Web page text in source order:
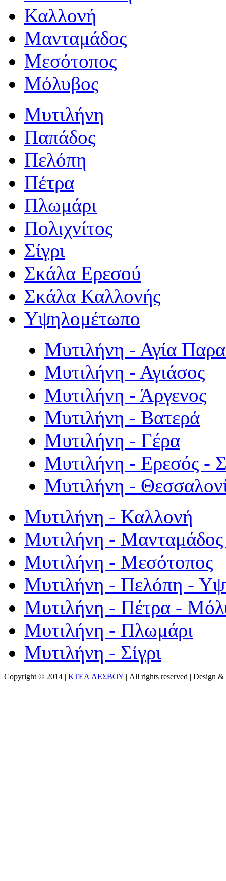
Καλλονή
Μανταμάδος
Μεσότοπος
Μόλυβος
Μυτιλήνη
Παπάδος
Πελόπη
Πέτρα
Πλωμάρι
Πολιχνίτος
Σίγρι
Σκάλα Ερεσού
Σκάλα Καλλονής
Υψηλομέτωπο
Μυτιλήνη - Αγία
Μυτιλήνη - Αγιάσος
Μυτιλήνη - Άργενος
Μυτιλήνη - Βατερά
Μυτιλήνη - Γέρα
Μυτιλήνη - Ερεσός -
Μυτιλήνη -
Μυτιλήνη - Καλλονή
Μυτιλήνη - Μανταμάδος
Μυτιλήνη - Μεσότοπος
Μυτιλήνη - Πελόπη -
Μυτιλήνη - Πέτρα -
Μυτιλήνη - Πλωμάρι
Μυτιλήνη - Σίγρι
Copyright © 2014 | ΚΤΕΛ ΛΕΣΒΟΥ | All rights reserved | Design &